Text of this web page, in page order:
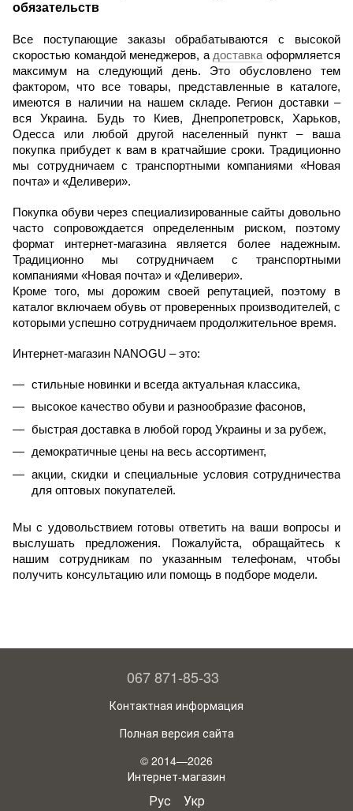
обязательств
Все поступающие заказы обрабатываются с высокой
скоростью командой менеджеров, а доставка оформляется
максимум на следующий день. Это обусловлено тем
фактором, что все товары, представленные в каталоге,
имеются в наличии на нашем складе. Регион доставки –
вся Украина. Будь то Киев, Днепропетровск, Харьков,
Одесса или любой другой населенный пункт – ваша
покупка прибудет к вам в кратчайшие сроки. Традиционно
мы сотрудничаем с транспортными компаниями «Новая
почта» и «Деливери».
Покупка обуви через специализированные сайты довольно
часто сопровождается определенным риском, поэтому
формат интернет-магазина является более надежным.
Традиционно мы сотрудничаем с транспортными
компаниями «Новая почта» и «Деливери».
Кроме того, мы дорожим своей репутацией, поэтому в
каталог включаем обувь от проверенных производителей, с
которыми успешно сотрудничаем продолжительное время.
Интернет-магазин NANOGU – это:
стильные новинки и всегда актуальная классика,
высокое качество обуви и разнообразие фасонов,
быстрая доставка в любой город Украины и за рубеж,
демократичные цены на весь ассортимент,
акции, скидки и специальные условия сотрудничества
для оптовых покупателей.
Мы с удовольствием готовы ответить на ваши вопросы и
выслушать предложения. Пожалуйста, обращайтесь к
нашим сотрудникам по указанным телефонам, чтобы
получить консультацию или помощь в подборе модели.
067 871-85-33
Контактная информация
Полная версия сайта
© 2014—2026
Интернет-магазин
Рус Укр